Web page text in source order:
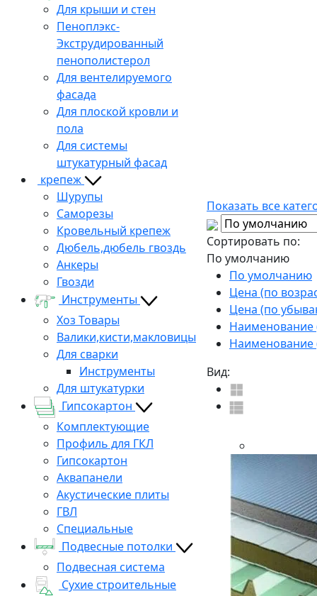
Для крыши и стен
Пеноплэкс-
Экструдированный
пенополистерол
Для вентелируемого
фасада
Для плоской кровли и
пола
Для системы
штукатурный фасад
крепеж
Шурупы
Саморезы
Кровельный крепеж
Дюбель,дюбель гвоздь
Анкеры
Гвозди
Инструменты
Хоз Товары
Валики,кисти,макловицы
Для сварки
Инструменты
Для штукатурки
Гипсокартон
Комплектующие
Профиль для ГКЛ
Гипсокартон
Аквапанели
Акустические плиты
ГВЛ
Специальные
Подвесные потолки
Подвесная система
Сухие строительные
Показать все
Сортировать по:
По умолчанию
По умолчанию
Цена (по
Цена (по
Наименование
Наименование
Вид: